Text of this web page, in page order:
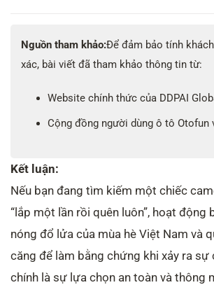
Nguồn tham khảo:Để đảm bảo tính
xác, bài viết đã tham khảo thông tin từ:
Website chính thức của DDPAI
Cộng đồng người dùng ô tô Otofun
Kết luận:
Nếu bạn đang tìm kiếm một chiếc
“lắp một lần rồi quên luôn”, hoạt động
nóng đổ lửa của mùa hè Việt Nam và
căng để làm bằng chứng khi xảy ra sự
chính là sự lựa chọn an toàn và thông